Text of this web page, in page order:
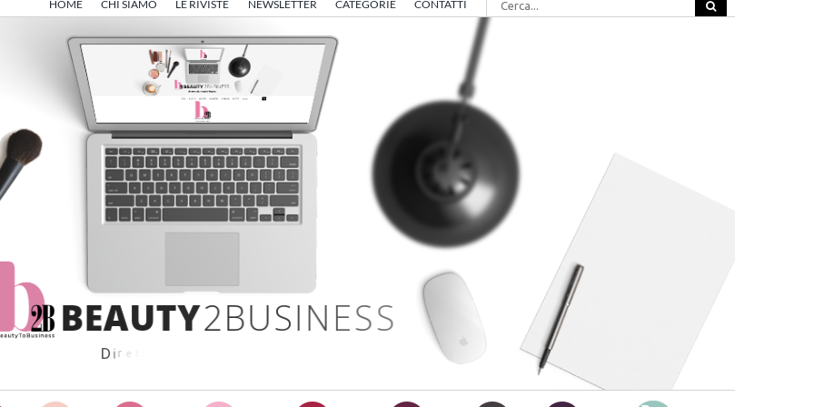
HOME CHI SIAMO LE RIVISTE NEWSLETTER CATEGORIE CONTATTI
per:
BEAUTY2BUSINESS
Dir e